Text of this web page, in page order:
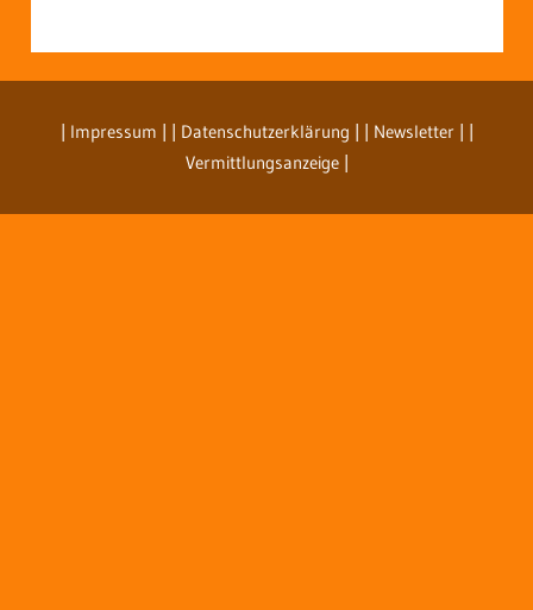
| Impressum | | Datenschutzerklärung | | Newsletter | |
Vermittlungsanzeige |